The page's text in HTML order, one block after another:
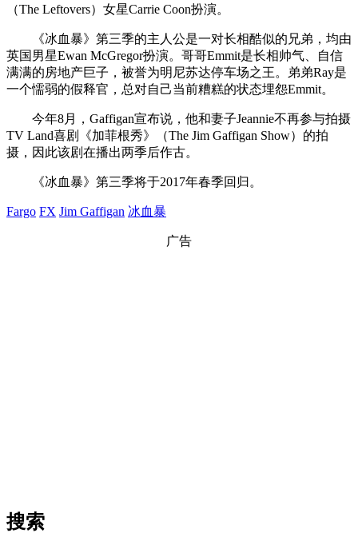
（The Leftovers）女星Carrie Coon扮演。
《冰血暴》第三季的主人公是一对长相酷似的兄弟，均由
英国男星Ewan McGregor扮演。哥哥Emmit是长相帅气、自信
满满的房地产巨子，被誉为明尼苏达停车场之王。弟弟Ray是
一个懦弱的假释官，总对自己当前糟糕的状态埋怨Emmit。
今年8月，Gaffigan宣布说，他和妻子Jeannie不再参与拍摄
TV Land喜剧《加菲根秀》（The Jim Gaffigan Show）的拍
摄，因此该剧在播出两季后作古。
《冰血暴》第三季将于2017年春季回归。
Fargo FX Jim Gaffigan 冰血暴
广告
搜索